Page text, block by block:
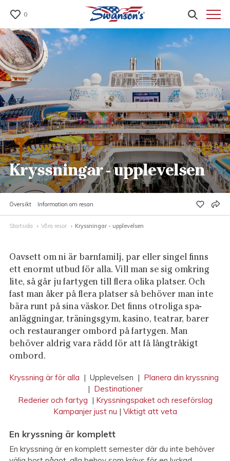
0
Kryssningar - upplevelsen
Översikt Information om resan
Startsida Våra resor Kryssningar - upplevelsen
Oavsett om ni är barnfamilj, par eller singel finns
ett enormt utbud för alla. Vill man se sig omkring
lite, så går ju fartygen till flera olika platser. Och
fast man åker på flera platser så behöver man inte
bära runt på sina väskor. Det finns otroliga spa-
anläggningar, träningsgym, kasino, teatrar, barer
och restauranger ombord på fartygen. Man
behöver aldrig vara rädd för att få långtråkigt
ombord.
Kryssning är för alla | Upplevelsen | Planera din kryssning
| Destinationer
Rederier och fartyg | Kryssningspaket och reseförslag
Kampanjer just nu | Viktigt att veta
En kryssning är komplett
En kryssning är en komplett semester där du inte behöver